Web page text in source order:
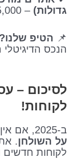
גדולות) – 15,000 ש”ח ומעלה.
📌 הטיפ שלנו?
הנכס
לסיכום –
לקוחות!
ב-2025, אם אין לכם אתר –
על השולחן.
לקוחות חדשים